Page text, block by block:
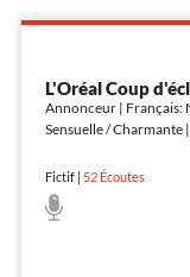
L'Oréal Coup
Annonceur | Français:
Sensuelle / Charmante
Fictif| 52Écoutes